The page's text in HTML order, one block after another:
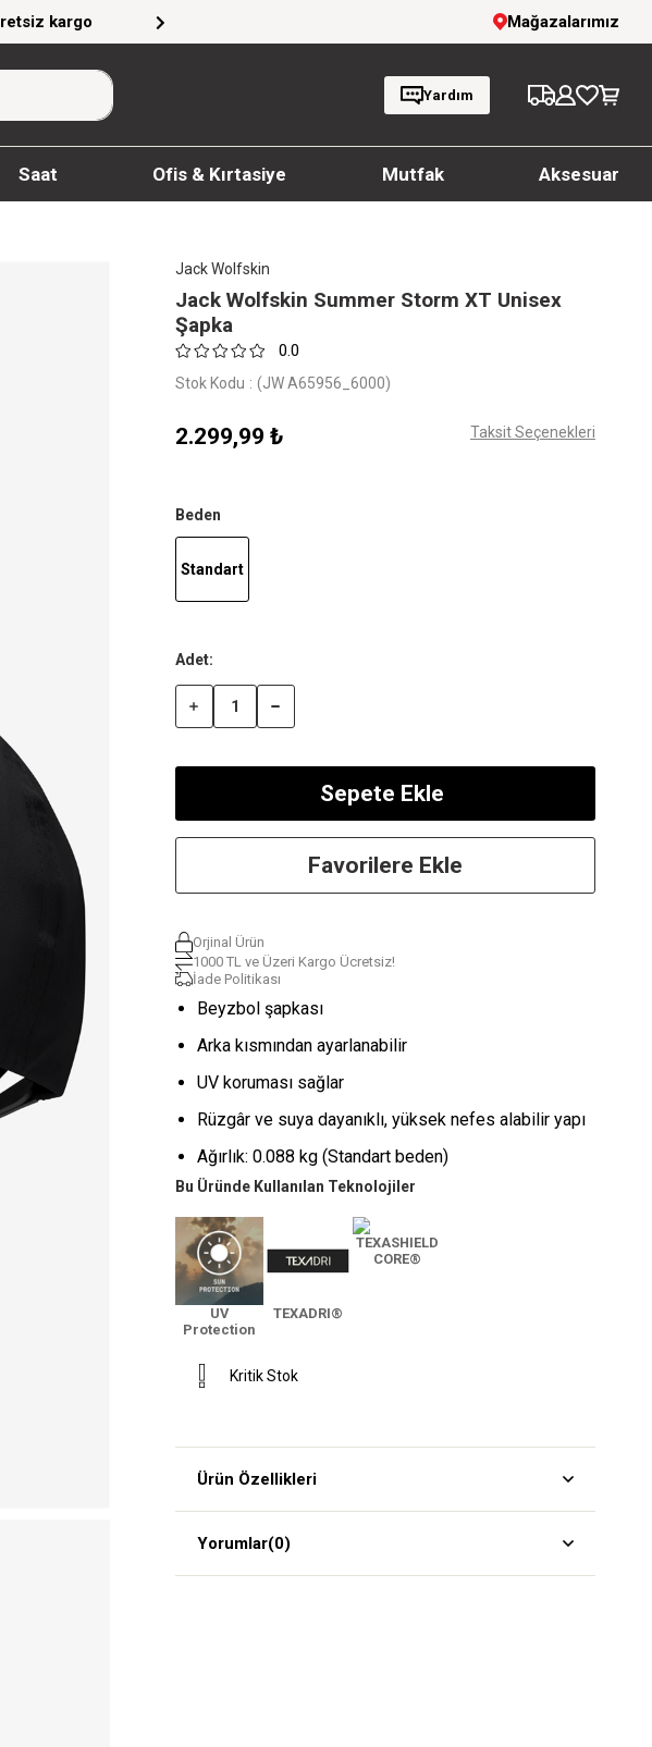
%20'ye Varan İndirim! 1000 TL ve üzeri siparişlerde ücretsiz
Mağazalarımız
Yardım
Saat Ofis & Kırtasiye Mutfak Aksesuar
Jack Wolfskin
Jack Wolfskin Summer Storm XT Unisex
Şapka
0.0
Stok Kodu (JW A65956_6000)
2.299,99 ₺ Taksit Seçenekleri
Beden
Standart
Favorilere Ekle
Orjinal Ürün
1000 TL ve Üzeri Kargo Ücretsiz!
İade Politikası
Beyzbol şapkası
Arka kısmından ayarlanabilir
UV koruması sağlar
Rüzgâr ve suya dayanıklı, yüksek nefes alabilir yapı
Ağırlık: 0.088 kg (Standart beden)
Bu Üründe Kullanılan Teknolojiler
UV
Protection
TEXADRI®
TEXASHIELD
CORE®
Kritik Stok
Ürün Özellikleri
Yorumlar(0)